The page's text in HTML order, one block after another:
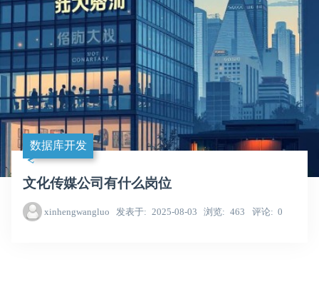
数据库开发
文化传媒公司有什么岗位
xinhengwangluo 发表于 2025-08-03 浏览 463 评论 0